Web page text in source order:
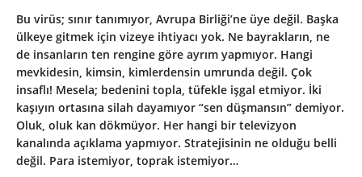
Bu virüs; sınır tanımıyor, Avrupa Birliği’ne üye değil. Başka
ülkeye gitmek için vizeye ihtiyacı yok. Ne bayrakların, ne
de insanların ten rengine göre ayrım yapmıyor. Hangi
mevkidesin, kimsin, kimlerdensin umrunda değil. Çok
insaflı! Mesela; bedenini topla, tüfekle işgal etmiyor. İki
kaşıyın ortasına silah dayamıyor “sen düşmansın” demiyor.
Oluk, oluk kan dökmüyor. Her hangi bir televizyon
kanalında açıklama yapmıyor. Stratejisinin ne olduğu belli
değil. Para istemiyor, toprak istemiyor…